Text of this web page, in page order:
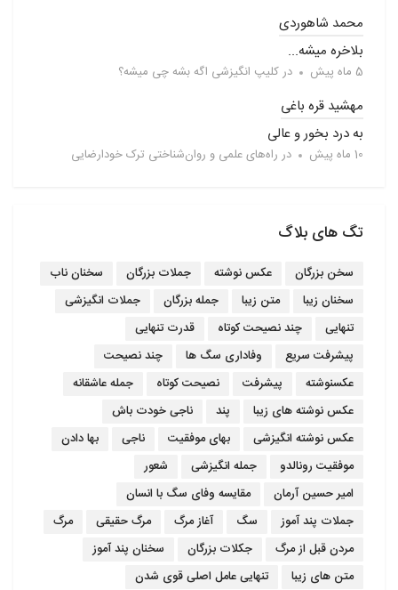
محمد شاهوردی
بلاخره میشه...
5 ماه پیش درکلیپ انگیزشی اگه بشه چی میشه؟
مهشید قره باغی
به درد بخور و عالی
10 ماه پیش در راه‌های علمی و روان‌شناختی ترک خودارضایی
تگ های بلاگ
سخن بزرگان عکس نوشته جملات بزرگان
سخنان ناب
سخنان زیبا
متن زیبا جمله بزرگان
جملات انگیزشی
تنهایی
چند نصیحت کوتاه
قدرت تنهایی
پیشرفت سریع
وفاداری سگ ها
چند نصیحت
عکسنوشته
پیشرفت نصیحت کوتاه
جمله عاشقانه
عکس نوشته های زیبا
پند
ناجی خودت باش
عکس نوشته انگیزشی
بهای موفقیت ناجی
بها دادن
موفقیت رونالدو
جمله انگیزشی
شعور
امیر حسین آرمان
مقایسه وفای سگ با انسان
جملات پند آموز
سگ آغاز مرگ مرگ حقیقی
مرگ
مردن قبل از مرگ
جکلات بزرگان
سخنان پند آموز
متن های زیبا
تنهایی عامل اصلی قوی شدن